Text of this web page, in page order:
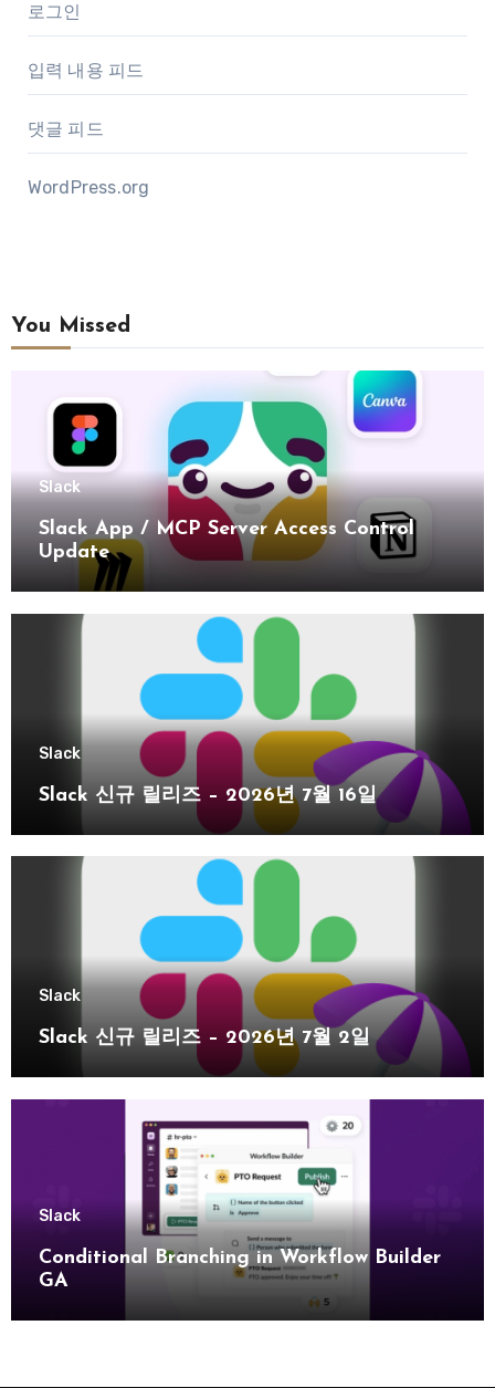
로그인
입력 내용 피드
댓글 피드
WordPress.org
You Missed
Slack
Slack App / MCP Server Access Control
Update
Slack
Slack 신규 릴리즈 – 2026년 7월 16일
Slack
Slack 신규 릴리즈 – 2026년 7월 2일
Slack
Conditional Branching in Workflow Builder
GA